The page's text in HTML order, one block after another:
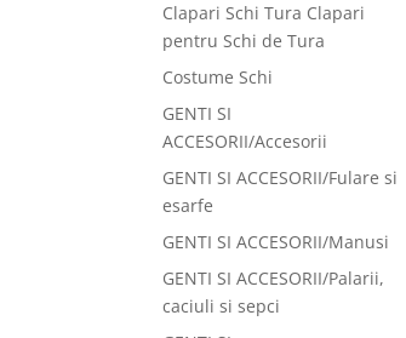
Clapari Schi Tura Clapari
pentru Schi de Tura
Costume Schi
GENTI SI
ACCESORII/Accesorii
GENTI SI ACCESORII/Fulare si
esarfe
GENTI SI ACCESORII/Manusi
GENTI SI ACCESORII/Palarii,
caciuli si sepci